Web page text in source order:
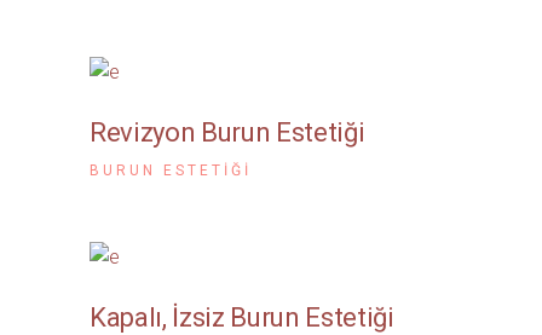
Revizyon Burun Estetiği
BURUN ESTETIĞI
Kapalı, İzsiz Burun Estetiği